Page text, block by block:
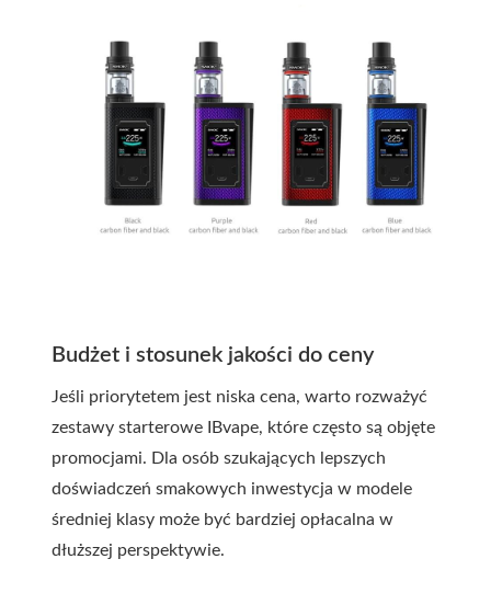
Budżet i stosunek jakości do ceny
Jeśli priorytetem jest niska cena, warto rozważyć
zestawy starterowe IBvape, które często są objęte
promocjami. Dla osób szukających lepszych
doświadczeń smakowych inwestycja w modele
średniej klasy może być bardziej opłacalna w
dłuższej perspektywie.